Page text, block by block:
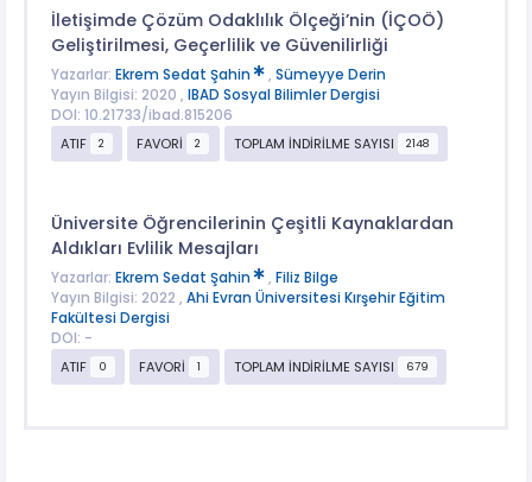
İletişimde Çözüm Odaklılık Ölçeği’nin (İÇOÖ)
Geliştirilmesi, Geçerlilik ve Güvenilirliği
Yazarlar: Ekrem Sedat Şahin , Sümeyye Derin
Yayın Bilgisi: 2020 , IBAD Sosyal Bilimler Dergisi
DOI: 10.21733/ibad.815206
ATIF
2 FAVORİ 2 TOPLAM İNDİRİLME SAYISI 2148
Üniversite Öğrencilerinin Çeşitli Kaynaklardan
Aldıkları Evlilik Mesajları
Yazarlar: Ekrem Sedat Şahin , Filiz Bilge
Yayın Bilgisi: 2022 , Ahi Evran Üniversitesi Kırşehir Eğitim
Fakültesi Dergisi
DOI: -
ATIF
0 FAVORİ 1 TOPLAM İNDİRİLME SAYISI 679